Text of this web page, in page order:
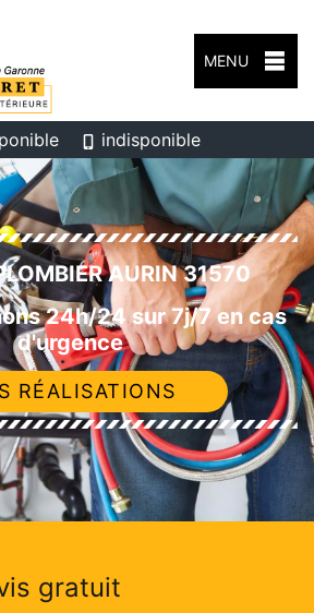
MENU
indisponible
AURIN 31570
24h/24 sur 7j/7 en cas
d'urgence
RÉALISATIONS
gratuit